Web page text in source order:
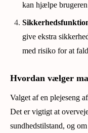
kan hjælpe
give ekstra
med risiko for at
Hvordan vælger
Valget af en plejeseng
Det er vigtigt at
sundhedstilstand, og